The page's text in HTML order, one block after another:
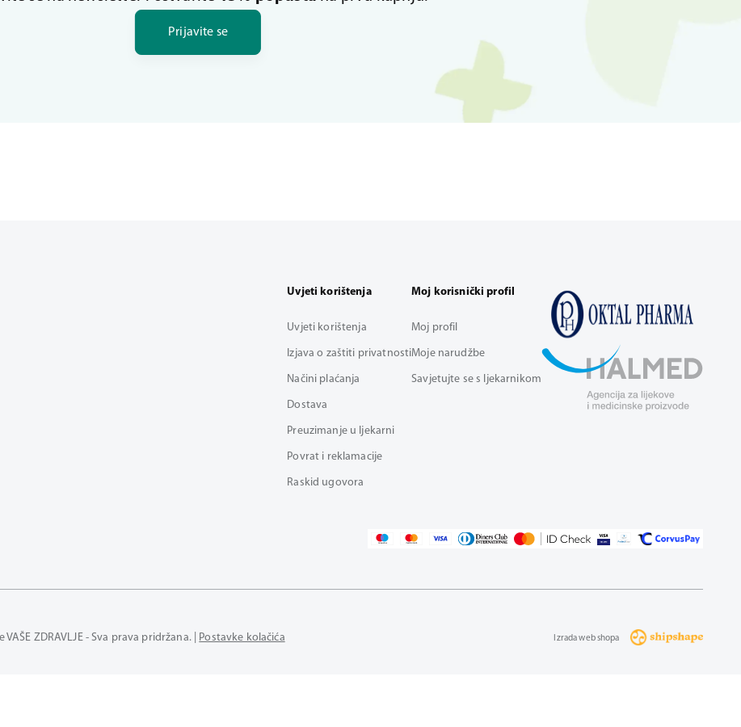
Prijavite se
Uvjeti korištenja
Uvjeti korištenja
Izjava o zaštiti privatnosti
Načini plaćanja
Dostava
Preuzimanje u ljekarni
Povrat i reklamacije
Raskid ugovora
Moj korisnički profil
Moj profil
Moje narudžbe
Savjetujte se s ljekarnikom
ZDRAVLJE - Sva prava pridržana. | Postavke kolačića Izrada web shopa